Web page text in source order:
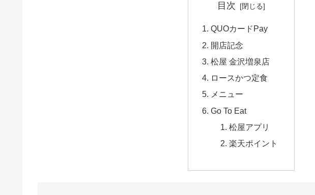
目次
QUOカードPay
開店記念
松屋 金沢増泉店
ロースかつ定食
メニュー
Go To Eat
松屋アプリ
楽天ポイント